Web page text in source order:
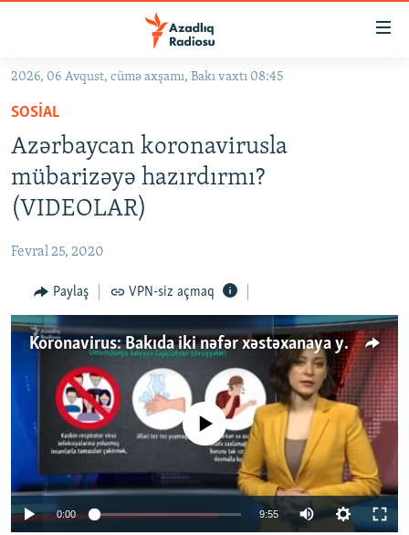
Əsas
qayıt
Əsas
naviqasiyaya
qayıt
Axtarışa
GÜNDƏM
#İZAHLA
KORRUPSIOMETR
#ƏSLINDƏ
QANUNI DOĞRU
ARAŞDIRMA
MULTIMEDIA
FOTOQALEREYA
İNFOQRAFIKA
KARIKATURA
RADIO ARXIV
OXU ZALI
AZƏRBAYCAN ƏDƏBIYYATI KITABXANASI
İSLAM VƏ DEMOKRATIYA
İZ - MƏDƏNIYYƏT PROQRAMI
HAQQIMIZDA
MISSIYAMIZ
PEŞƏ ETIKASI VƏ JURNALISTIKA STANDARTLARIMIZ
MATERIALLARIMIZDAN ISTIFADƏ
AZADLIQRADIOSU MOBIL TELEFONUNUZDA
BIZI IZLƏ
2026, 06 Avqust, cümə axşamı, Bakı vaxtı 08:45
SOSIAL
Azərbaycan koronavirusla
mübarizəyə hazırdırmı?
(VIDEOLAR)
Fevral 25, 2020
Paylaş VPN-siz açmaq
Koronavirus: Bakıda iki nəfər xəstəxanaya yerləşdirildi
No media source currently available
0:00 9:55 Auto